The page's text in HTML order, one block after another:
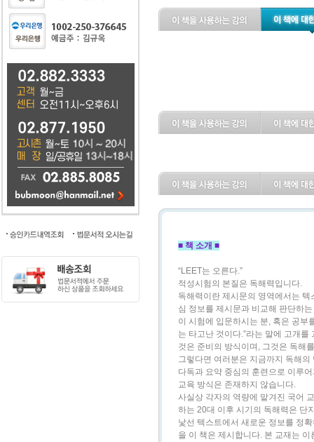
■ 책 소개 ■
“LEET는 오른다.”
적성시험의 본질은 독해력입니다.
독해력이란 제시문의 영역에서는
심 정보를 제시문과 비교해 판단하
이 시험에 입문하시는 분, 혹은 공부
는 타고난 것이다.”라는 말에 고개
것은 준비의 방식이며, 그것은 독해
그렇다면 여러분은 지금까지 독해
다독과 요약 중심의 훈련으로 이루
교육 방식은 존재하지 않습니다.
사실상 각자의 역량에 맡겨진 국어
하는 20대 이후 시기의 독해력은 단
낯선 텍스트에서 새로운 정보를 정
을 이 책은 제시합니다. 본 교재는